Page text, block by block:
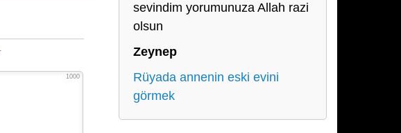
1000
sevindim yorumunuza Allah razi
olsun
Zeynep
Rüyada annenin eski evini
görmek